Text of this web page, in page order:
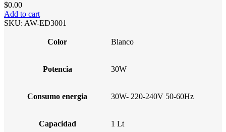
$0.00
Add to cart
SKU: AW-ED3001
Color Blanco
Potencia 30W
Consumo energia 30W- 220-240V 50-60Hz
Capacidad 1 Lt